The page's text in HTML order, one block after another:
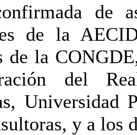
de
de la
de la
del
Universidad
y a los